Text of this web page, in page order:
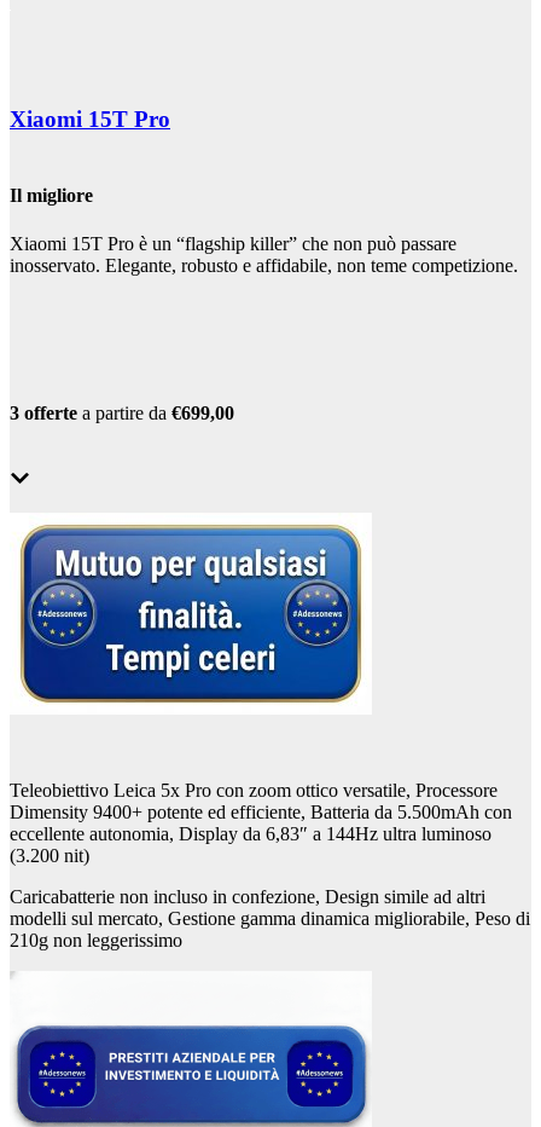
Xiaomi 15T Pro
Il migliore
Xiaomi 15T Pro è un “flagship killer” che non può passare
inosservato. Elegante, robusto e affidabile, non teme competizione.
3 offerte a partire da €699,00
Teleobiettivo Leica 5x Pro con zoom ottico versatile, Processore
Dimensity 9400+ potente ed efficiente, Batteria da 5.500mAh con
eccellente autonomia, Display da 6,83″ a 144Hz ultra luminoso
(3.200 nit)
Caricabatterie non incluso in confezione, Design simile ad altri
modelli sul mercato, Gestione gamma dinamica migliorabile, Peso di
210g non leggerissimo